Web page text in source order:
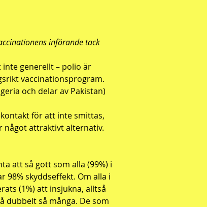
införande tack
generellt – polio är
vaccinationsprogram.
och delar av Pakistan)
för att inte smittas,
något attraktivt alternativ.
att så gott som alla (99%) i
98% skyddseffekt. Om alla i
(1%) att insjukna, alltså
dubbelt så många. De som